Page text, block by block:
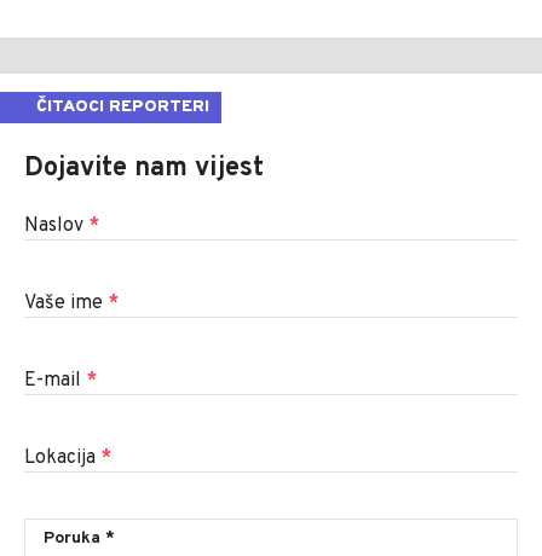
ČITAOCI REPORTERI
Dojavite nam vijest
Naslov *
Vaše ime *
E-mail *
Lokacija *